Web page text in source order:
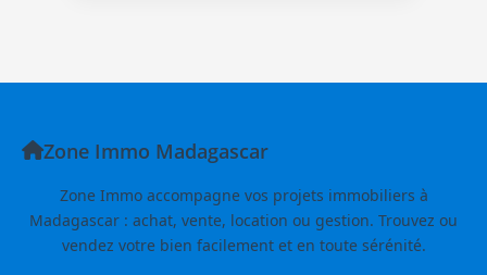
Zone Immo Madagascar
Zone Immo accompagne vos projets immobiliers à
Madagascar : achat, vente, location ou gestion. Trouvez ou
vendez votre bien facilement et en toute sérénité.